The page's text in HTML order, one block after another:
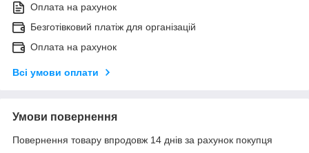
Оплата на рахунок
Безготівковий платіж для організацій
Оплата на рахунок
Всі умови оплати
Умови повернення
Повернення товару впродовж 14 днів за рахунок покупця